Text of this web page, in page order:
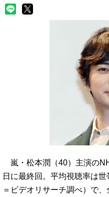
嵐・松本潤（40）主演の
日に最終回。平均視聴率は
＝ビデオリサーチ調べ）で